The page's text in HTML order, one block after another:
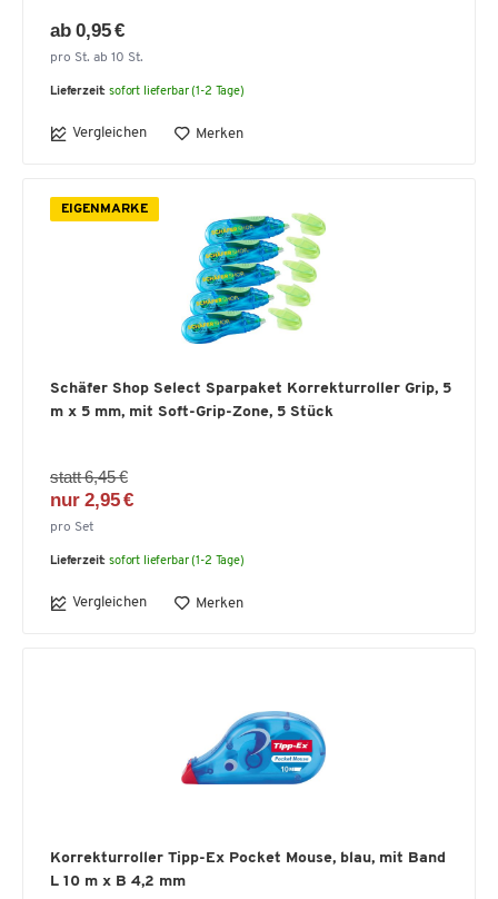
ab 0,95 €
pro St. ab 10 St.
Lieferzeit: sofort lieferbar (1-2 Tage)
Vergleichen Merken
EIGENMARKE
Schäfer Shop Select Sparpaket Korrekturroller Grip, 5
m x 5 mm, mit Soft-Grip-Zone, 5 Stück
statt 6,45 €
nur 2,95 €
pro Set
Lieferzeit: sofort lieferbar (1-2 Tage)
Vergleichen Merken
Korrekturroller Tipp-Ex Pocket Mouse, blau, mit Band
L 10 m x B 4,2 mm